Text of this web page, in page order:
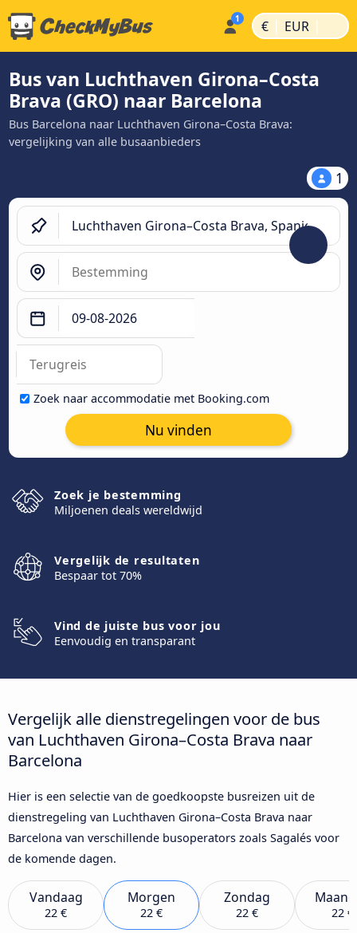
€ | EUR |
Bus van Luchthaven Girona–Costa
Brava (GRO) naar Barcelona
Bus Barcelona naar Luchthaven Girona–Costa Brava:
vergelijking van alle busaanbieders
1
Zoek naar accommodatie met Booking.com
Nu vinden
Zoek je bestemming
Miljoenen deals wereldwijd
Vergelijk de resultaten
Bespaar tot 70%
Vind de juiste bus voor jou
Eenvoudig en transparant
Vergelijk alle dienstregelingen voor de bus
van Luchthaven Girona–Costa Brava naar
Barcelona
Hier is een selectie van de goedkoopste busreizen uit de
dienstregeling van Luchthaven Girona–Costa Brava naar
Barcelona van verschillende busoperators zoals Sagalés voor
de komende dagen.
Vandaag
22 €
Morgen
22 €
Zondag
22 € 22 €